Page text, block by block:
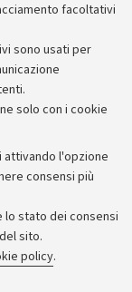
facoltativi
sono usati per
solo con i cookie
attivando l'opzione
consensi più
stato dei consensi
sito.
policy.